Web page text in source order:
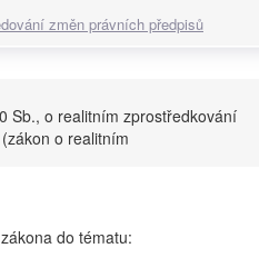
změn právních předpisů
Sb., o realitním zprostředkování
o realitním
do tématu: